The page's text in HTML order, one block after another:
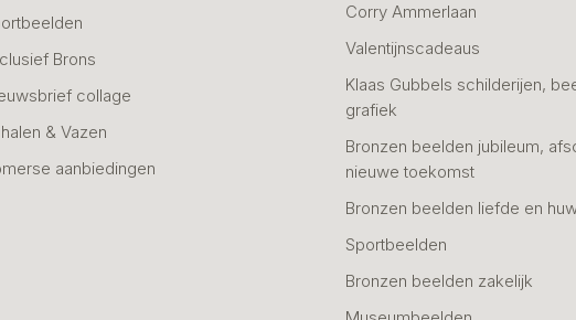
Brons
collage
& Vazen
aanbiedingen
Corry Ammerlaan
Valentijnscadeaus
Klaas Gubbels schilderijen,
grafiek
Bronzen beelden jubileum,
nieuwe toekomst
Bronzen beelden liefde en
Sportbeelden
Bronzen beelden zakelijk